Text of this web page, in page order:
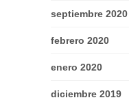
septiembre 2020
febrero 2020
enero 2020
diciembre 2019